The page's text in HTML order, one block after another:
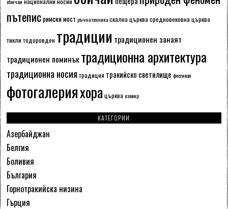
пътеписримски мост ръчна техника скална църквасредновековна църква
тикли тодоровден традиции традиционен занаят
традиционен поминъктрадиционна архитектура
традиционна носия традиция тракийско светилище фестивал
фотогалерияхора църква язовир
КАТЕГОРИИ
Азербайджан
Белгия
Боливия
България
Горнотракийска низина
Гърция